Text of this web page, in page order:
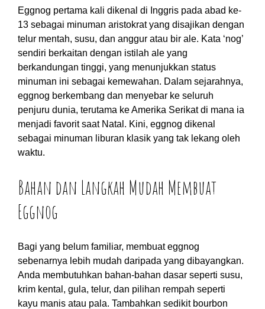
Eggnog pertama kali dikenal di Inggris pada abad ke-
13 sebagai minuman aristokrat yang disajikan dengan
telur mentah, susu, dan anggur atau bir ale. Kata ‘nog’
sendiri berkaitan dengan istilah ale yang
berkandungan tinggi, yang menunjukkan status
minuman ini sebagai kemewahan. Dalam sejarahnya,
eggnog berkembang dan menyebar ke seluruh
penjuru dunia, terutama ke Amerika Serikat di mana ia
menjadi favorit saat Natal. Kini, eggnog dikenal
sebagai minuman liburan klasik yang tak lekang oleh
waktu.
Bahan dan Langkah Mudah Membuat
Eggnog
Bagi yang belum familiar, membuat eggnog
sebenarnya lebih mudah daripada yang dibayangkan.
Anda membutuhkan bahan-bahan dasar seperti susu,
krim kental, gula, telur, dan pilihan rempah seperti
kayu manis atau pala. Tambahkan sedikit bourbon